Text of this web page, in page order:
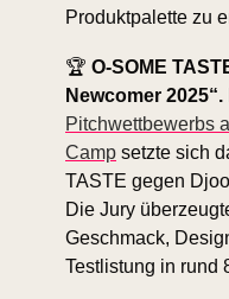
Produktpalette zu
🏆 O-SOME
Newcomer 2025“.
Pitchwettbewerbs
Camp setzte sich
TASTE gegen
Die Jury
Geschmack,
Testlistung in rund